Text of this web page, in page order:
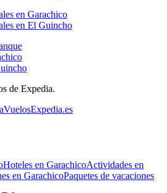
en Garachico
en El Guincho
de Expedia.
VuelosExpedia.es
Hoteles en GarachicoActividades en
en GarachicoPaquetes de vacaciones